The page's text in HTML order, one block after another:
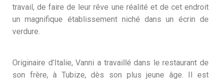
travail, de faire de leur rêve une réalité et de cet endroit
un magnifique établissement niché dans un écrin de
verdure.
Originaire d’Italie, Vanni a travaillé dans le restaurant de
son frère, à Tubize, dès son plus jeune âge. Il est